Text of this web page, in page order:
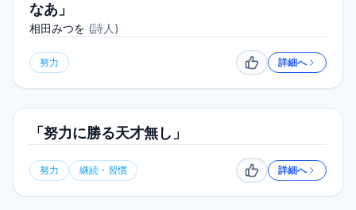
なあ」
相田みつを (詩人 )
努力 いいね詳細へ
「努力に勝る天才無し」
努力 継続・習慣 いいね詳細へ